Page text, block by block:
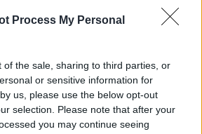
Process My Personal
of the sale, sharing to third parties, or
or sensitive information for
us, please use the below opt-out
selection. Please note that after your
you may continue seeing
által kiadott felhívás alapján
a kezdeményezést felkaroló
több emelet magasan álló falak
eltávolították a bozótot, a vár
kiritkították a fákat és levágták az
a munkálatokat azonban évente